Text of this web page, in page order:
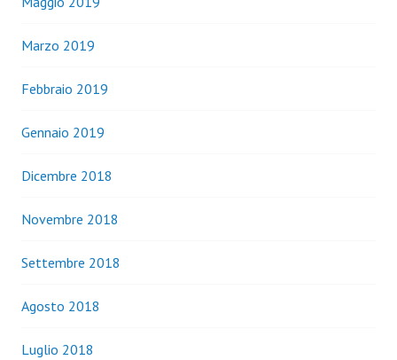
Marzo 2019
Febbraio 2019
Gennaio 2019
Dicembre 2018
Novembre 2018
Settembre 2018
Agosto 2018
Luglio 2018